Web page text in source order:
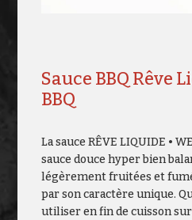
Sauce BBQ Rêve
BBQ
La sauce RÊVE LIQUIDE •
sauce douce hyper bien
légèrement fruitées et
par son caractère unique.
utiliser en fin de cuisson